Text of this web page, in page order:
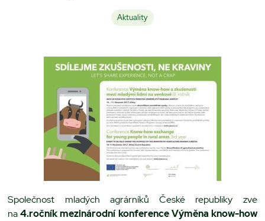
Aktuality
Společnost mladých agrárníků České republiky zve
na4.ročník mezinárodní konferenceVýměna know-how